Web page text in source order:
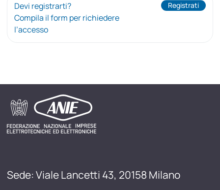
Devi registrarti?
Compila il form per richiedere
l’accesso
Registrati
Sede: Viale Lancetti 43, 20158 Milano